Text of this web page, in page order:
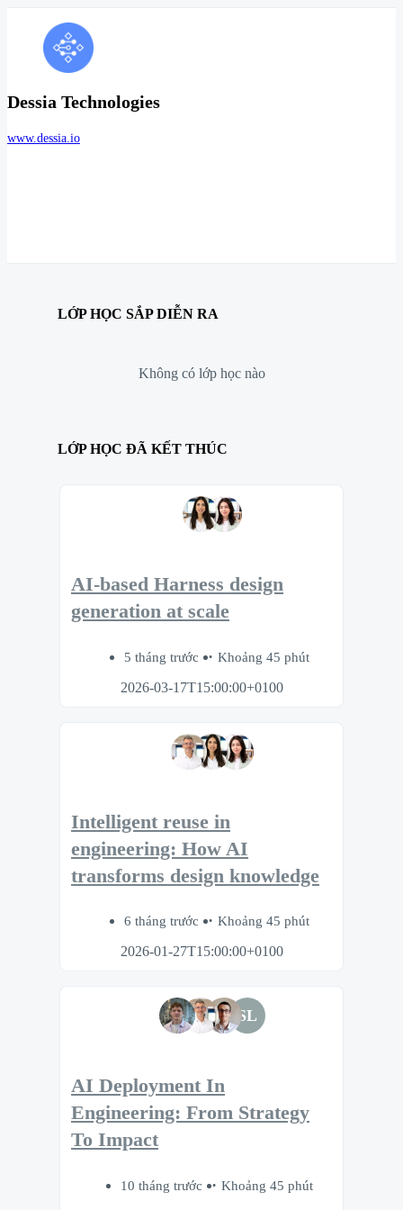
Dessia Technologies
www.dessia.io
LỚP HỌC SẮP DIỄN RA
Không có lớp học nào
LỚP HỌC ĐÃ KẾT THÚC
AI-based Harness design
generation at scale
5 tháng trước
Khoảng 45 phút
2026-03-17T15:00:00+0100
Intelligent reuse in
engineering: How AI
transforms design knowledge
6 tháng trước
Khoảng 45 phút
2026-01-27T15:00:00+0100
SL
AI Deployment In
Engineering: From Strategy
To Impact
10 tháng trước
Khoảng 45 phút